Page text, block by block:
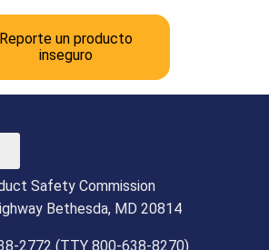
Reporte un producto
inseguro
Safety Commission
Bethesda, MD 20814
2772 (TTY 800-638-8270)